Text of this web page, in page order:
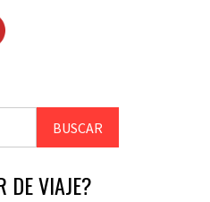
DE VIAJE?